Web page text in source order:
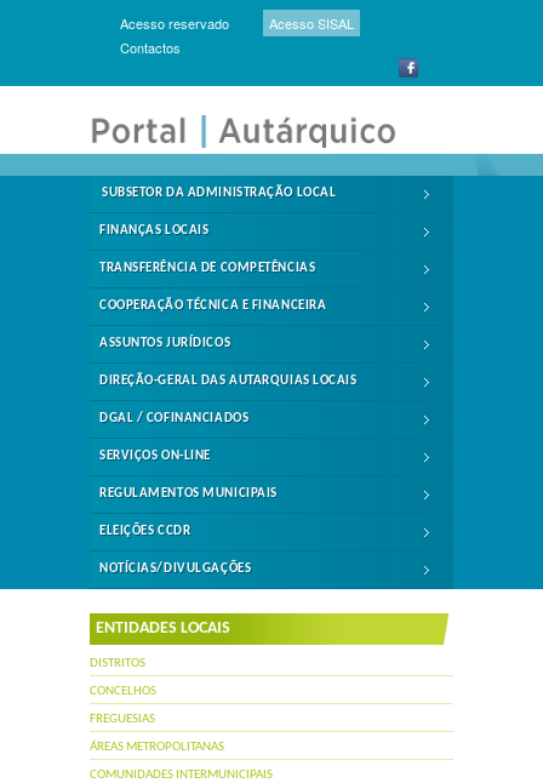
Acesso reservado
Acesso SISAL
Contactos
SUBSETOR DA ADMINISTRAÇÃO LOCAL
FINANÇAS LOCAIS
TRANSFERÊNCIA DE COMPETÊNCIAS
COOPERAÇÃO TÉCNICA E FINANCEIRA
ASSUNTOS JURÍDICOS
DIREÇÃO-GERAL DAS AUTARQUIAS LOCAIS
DGAL / COFINANCIADOS
SERVIÇOS ON-LINE
REGULAMENTOS MUNICIPAIS
ELEIÇÕES CCDR
NOTÍCIAS/DIVULGAÇÕES
ENTIDADES LOCAIS
DISTRITOS
CONCELHOS
FREGUESIAS
ÁREAS METROPOLITANAS
COMUNIDADES INTERMUNICIPAIS